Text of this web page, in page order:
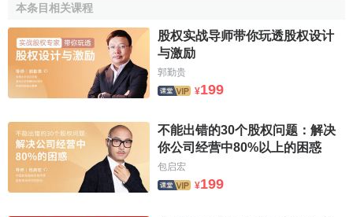
股权式战略联盟的风险
股权式战略联盟一般被认为是
司选择股权式战略联盟的动机之一就是获取合作伙伴的先进
知识和技术。
当合作伙伴在联盟中合作以后,就会暴露自己潜在的知
识、技术和其它有价值的资源。因此一些合作伙伴会由于选
择股权式的战略联盟结构模式而失去了对其核心竞争力的控
制。在某些战略联盟中,当一方从其合作伙伴那里获得了所需
本条目相关课程
股权实战导师带你玩透股权设计
与激励
郭勤贵
¥199
不能出错的30个股权问题：解决
你公司经营中80%以上的困惑
包启宏
¥199